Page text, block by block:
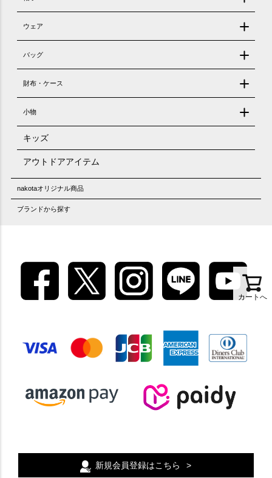
カートへ
ウェア
バッグ
財布・ケース
小物
キッズ
アウトドアアイテム
nakotaオリジナル商品
ブランドから探す
新規会員登録はこちら